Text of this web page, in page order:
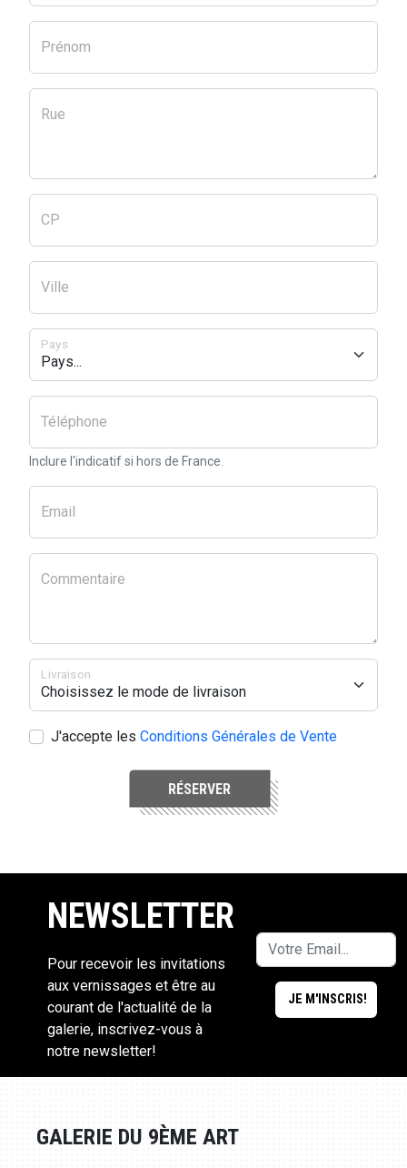
Prénom
Rue
CP
Ville
Pays
Téléphone
Inclure l'indicatif si hors de France.
Email
Commentaire
Livraison
J'accepte les Conditions Générales de Vente
RÉSERVER
NEWSLETTER
Pour recevoir les invitations
aux vernissages et être au
courant de l'actualité de la
galerie, inscrivez-vous à
notre newsletter!
GALERIE DU 9ÈME ART